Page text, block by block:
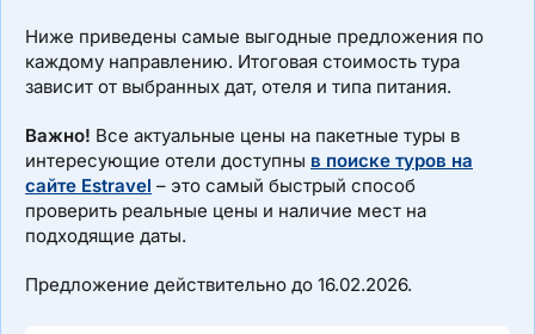
Ниже приведены самые выгодные предложения по
каждому направлению. Итоговая стоимость тура
зависит от выбранных дат, отеля и типа питания.
Важно! Все актуальные цены на пакетные туры в
интересующие отели доступны в поиске туров на
сайте Estravel – это самый быстрый способ
проверить реальные цены и наличие мест на
подходящие даты.
Предложение действительно до 16.02.2026.